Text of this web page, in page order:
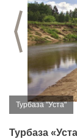
Турбаза "Уста"
Турбаза